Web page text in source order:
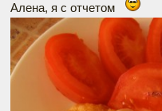
Алена, я с отчетом